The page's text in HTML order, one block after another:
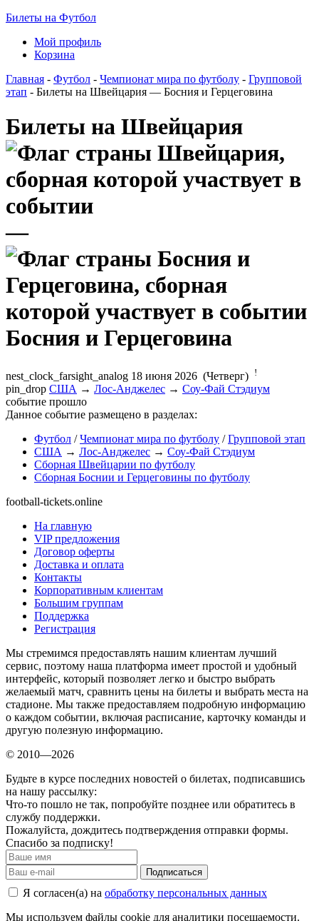
Билеты на Футбол
Мой профиль
Корзина
Главная - Футбол - Чемпионат мира по футболу - Групповой
этап - Билеты на Швейцария — Босния и Герцеговина
Билеты на Швейцария
—
Босния и Герцеговина
nest_clock_farsight_analog 18 июня 2026 (Четверг) !
pin_drop США → Лос-Анджелес → Соу-Фай Стэдиум
событие прошло
Данное событие размещено в разделах:
Футбол /Чемпионат мира по футболу /Групповой этап
США → Лос-Анджелес → Соу-Фай Стэдиум
Сборная Швейцарии по футболу
Сборная Боснии и Герцеговины по футболу
football-tickets.online
На главную
VIP предложения
Договор оферты
Доставка и оплата
Контакты
Корпоративным клиентам
Большим группам
Поддержка
Регистрация
Мы стремимся предоставлять нашим клиентам лучший
сервис, поэтому наша платформа имеет простой и удобный
интерфейс, который позволяет легко и быстро выбрать
желаемый матч, сравнить цены на билеты и выбрать места на
стадионе. Мы также предоставляем подробную информацию
о каждом событии, включая расписание, карточку команды и
другую полезную информацию.
© 2010—2026
Будьте в курсе последних новостей о билетах, подписавшись
на нашу рассылку:
Что-то пошло не так, попробуйте позднее или обратитесь в
службу поддержки.
Пожалуйста, дождитесь подтверждения отправки формы.
Спасибо за подписку!
Подписаться
Я согласен(а) на обработку персональных данных
Мы используем файлы cookie для аналитики посещаемости.